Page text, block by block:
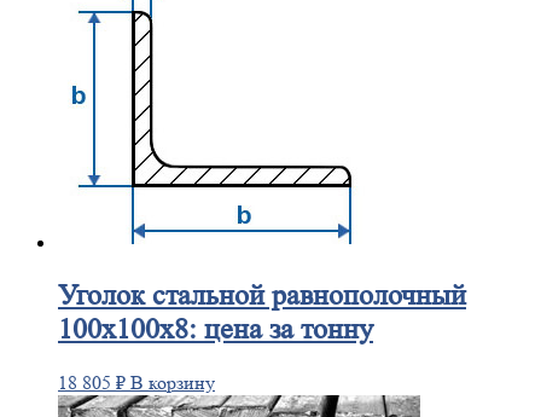
Уголокстальной равнополочный
100х100х8: цена за тонну
18 805 ₽ В корзину